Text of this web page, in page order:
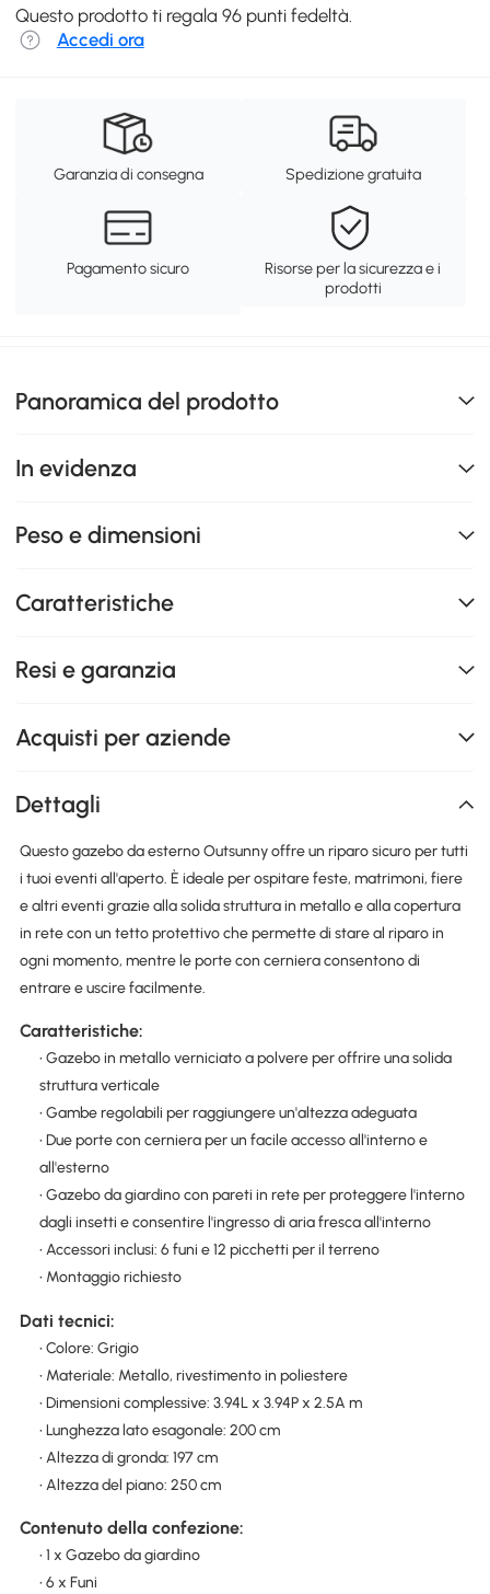
Questo prodotto ti regala 96 punti fedeltà.
Accedi ora
Garanzia di consegna Spedizione gratuita
Pagamento sicuro
Risorse per la sicurezza e i
prodotti
Panoramica del prodotto
In evidenza
Peso e dimensioni
Caratteristiche
Resi e garanzia
Acquisti per aziende
Dettagli
Questo gazebo da esterno Outsunny offre un riparo sicuro per tutti
i tuoi eventi all'aperto. È ideale per ospitare feste, matrimoni, fiere
e altri eventi grazie alla solida struttura in metallo e alla copertura
in rete con un tetto protettivo che permette di stare al riparo in
ogni momento, mentre le porte con cerniera consentono di
entrare e uscire facilmente.
Caratteristiche:
• Gazebo in metallo verniciato a polvere per offrire una solida
struttura verticale
• Gambe regolabili per raggiungere un'altezza adeguata
• Due porte con cerniera per un facile accesso all'interno e
all'esterno
• Gazebo da giardino con pareti in rete per proteggere l'interno
dagli insetti e consentire l'ingresso di aria fresca all'interno
• Accessori inclusi: 6 funi e 12 picchetti per il terreno
• Montaggio richiesto
Dati tecnici:
• Colore: Grigio
• Materiale: Metallo, rivestimento in poliestere
• Dimensioni complessive: 3.94L x 3.94P x 2.5A m
• Lunghezza lato esagonale: 200 cm
• Altezza di gronda: 197 cm
• Altezza del piano: 250 cm
Contenuto della confezione:
• 1 x Gazebo da giardino
• 6 x Funi